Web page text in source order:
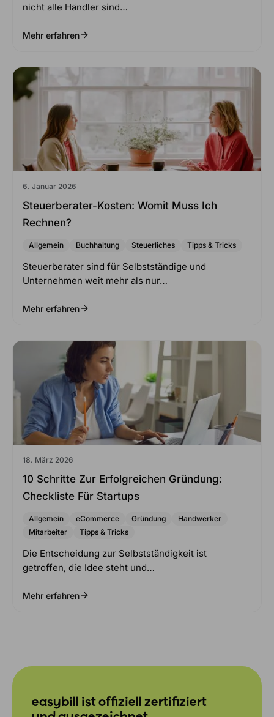
nicht alle Händler sind…
Mehr erfahren
6. Januar 2026
Steuerberater-Kosten: Womit Muss Ich
Rechnen?
Allgemein Buchhaltung Steuerliches Tipps & Tricks
Steuerberater sind für Selbstständige und
Unternehmen weit mehr als nur…
Mehr erfahren
18. März 2026
10 Schritte Zur Erfolgreichen Gründung:
Checkliste Für Startups
Allgemein eCommerce Gründung
Handwerker
Mitarbeiter
Tipps & Tricks
Die Entscheidung zur Selbstständigkeit ist
getroffen, die Idee steht und…
Mehr erfahren
easybill ist offiziell zertifiziert